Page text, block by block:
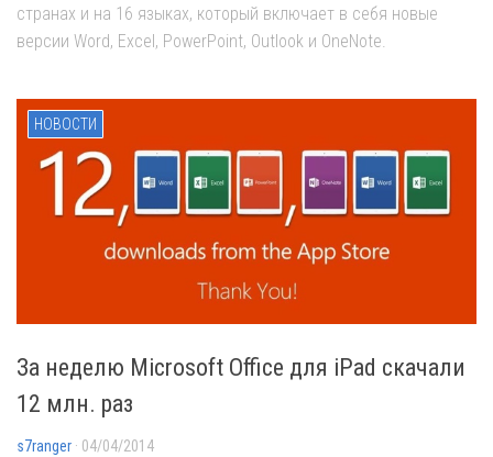
странах и на 16 языках, который включает в себя новые
версии Word, Excel, PowerPoint, Outlook и OneNote.
НОВОСТИ
За неделю Microsoft Office для iPad скачали
12 млн. раз
s7ranger · 04/04/2014